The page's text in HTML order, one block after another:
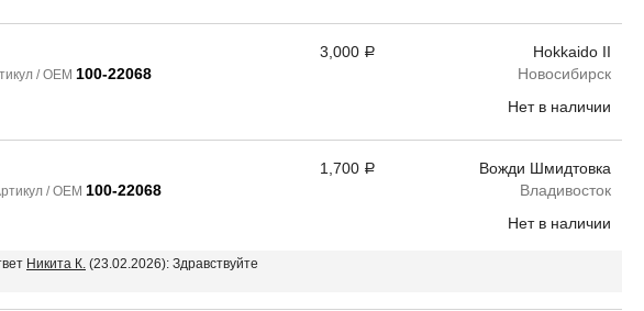
/ OEM 100-22068
3,000 Р
Hokkaido II
Новосибирск
Нет в наличии
/ OEM 100-22068
1,700 Р
Вожди Шмидтовка
Владивосток
Нет в наличии
Никита К. (23.02.2026): Здравствуйте